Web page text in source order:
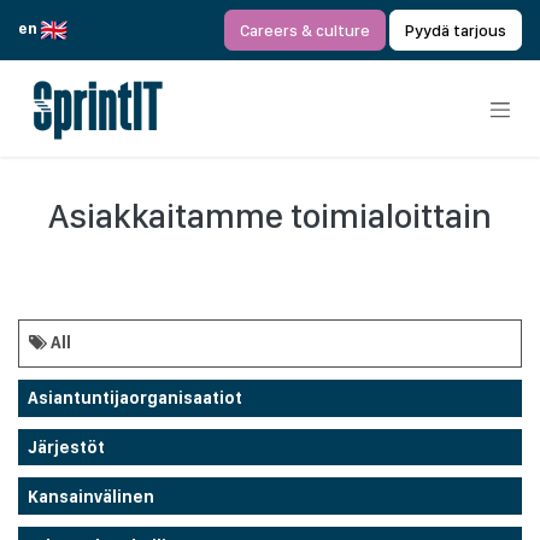
en
Careers & culture Pyydä tarjous
Asiakkaitamme toimialoittain
All
Asiantuntijaorganisaatiot
Järjestöt
Kansainvälinen